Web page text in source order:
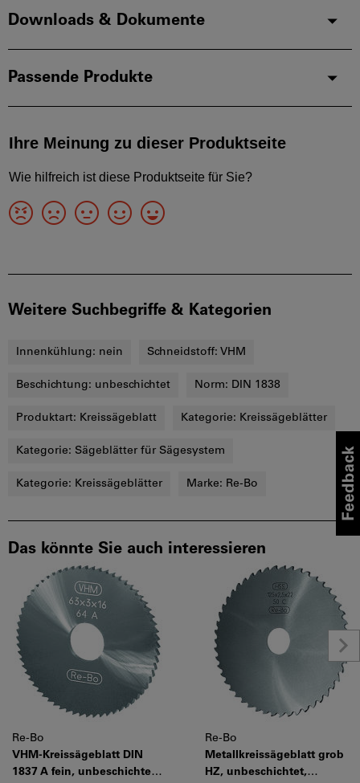
Downloads & Dokumente
Passende Produkte
Weitere Suchbegriffe & Kategorien
Innenkühlung: nein Schneidstoff: VHM
Beschichtung: unbeschichtet Norm: DIN 1838
Produktart: Kreissägeblatt Kategorie: Kreissägeblätter
Kategorie: Sägeblätter für Sägesystem
Kategorie: Kreissägeblätter Marke: Re-Bo
Das könnte Sie auch interessieren
Re-Bo
VHM-Kreissägeblatt DIN
1837 A fein, unbeschichtet,
Re-Bo
Metallkreissägeblatt grob
HZ, unbeschichtet,